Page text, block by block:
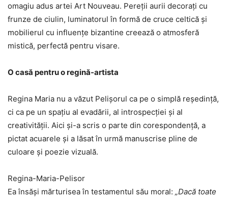
omagiu adus artei Art Nouveau. Pereții aurii decorați cu
frunze de ciulin, luminatorul în formă de cruce celtică și
mobilierul cu influențe bizantine creează o atmosferă
mistică, perfectă pentru visare.
O casă pentru o regină-artista
Regina Maria nu a văzut Pelișorul ca pe o simplă reședință,
ci ca pe un spațiu al evadării, al introspecției și al
creativității. Aici și-a scris o parte din corespondență, a
pictat acuarele și a lăsat în urmă manuscrise pline de
culoare și poezie vizuală.
Regina-Maria-Pelisor
Ea însăși mărturisea în testamentul său moral: „Dacă toate